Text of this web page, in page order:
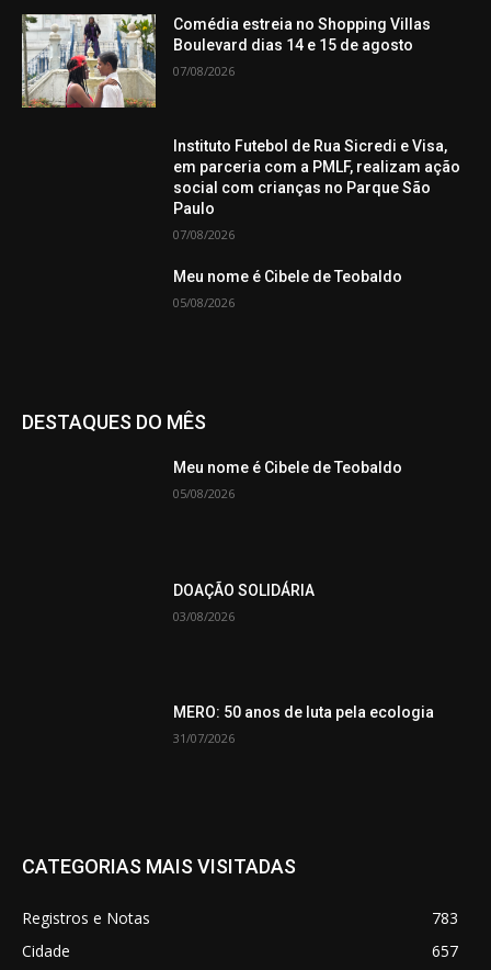
Comédia estreia no Shopping Villas
Boulevard dias 14 e 15 de agosto
07/08/2026
Instituto Futebol de Rua Sicredi e Visa,
em parceria com a PMLF, realizam ação
social com crianças no Parque São
Paulo
07/08/2026
Meu nome é Cibele de Teobaldo
05/08/2026
DESTAQUES DO MÊS
Meu nome é Cibele de Teobaldo
05/08/2026
DOAÇÃO SOLIDÁRIA
03/08/2026
MERO: 50 anos de luta pela ecologia
31/07/2026
CATEGORIAS MAIS VISITADAS
Registros e Notas
783
Cidade
657